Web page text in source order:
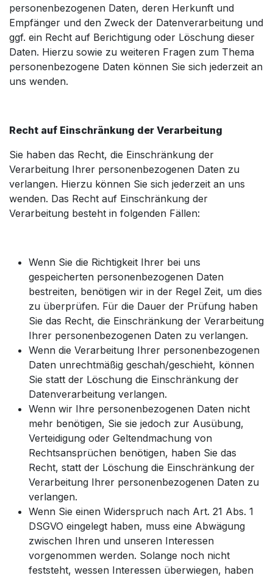
personenbezogenen Daten, deren Herkunft und
Empfänger und den Zweck der Datenverarbeitung und
ggf. ein Recht auf Berichtigung oder Löschung dieser
Daten. Hierzu sowie zu weiteren Fragen zum Thema
personenbezogene Daten können Sie sich jederzeit an
uns wenden.
Recht auf Einschränkung der Verarbeitung
Sie haben das Recht, die Einschränkung der
Verarbeitung Ihrer personenbezogenen Daten zu
verlangen. Hierzu können Sie sich jederzeit an uns
wenden. Das Recht auf Einschränkung der
Verarbeitung besteht in folgenden Fällen:
Wenn Sie die Richtigkeit Ihrer bei uns
gespeicherten personenbezogenen Daten
bestreiten, benötigen wir in der Regel Zeit, um dies
zu überprüfen. Für die Dauer der Prüfung haben
Sie das Recht, die Einschränkung der Verarbeitung
Ihrer personenbezogenen Daten zu verlangen.
Wenn die Verarbeitung Ihrer personenbezogenen
Daten unrechtmäßig geschah/geschieht, können
Sie statt der Löschung die Einschränkung der
Datenverarbeitung verlangen.
Wenn wir Ihre personenbezogenen Daten nicht
mehr benötigen, Sie sie jedoch zur Ausübung,
Verteidigung oder Geltendmachung von
Rechtsansprüchen benötigen, haben Sie das
Recht, statt der Löschung die Einschränkung der
Verarbeitung Ihrer personenbezogenen Daten zu
verlangen.
Wenn Sie einen Widerspruch nach Art. 21 Abs. 1
DSGVO eingelegt haben, muss eine Abwägung
zwischen Ihren und unseren Interessen
vorgenommen werden. Solange noch nicht
feststeht, wessen Interessen überwiegen, haben